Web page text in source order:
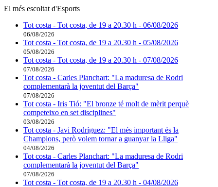
El més escoltat d'Esports
Tot costa - Tot costa, de 19 a 20.30 h - 06/08/2026
06/08/2026
Tot costa - Tot costa, de 19 a 20.30 h - 05/08/2026
05/08/2026
Tot costa - Tot costa, de 19 a 20.30 h - 07/08/2026
07/08/2026
Tot costa - Carles Planchart: "La maduresa de Rodri
complementarà la joventut del Barça"
07/08/2026
Tot costa - Iris Tió: "El bronze té molt de mèrit perquè
competeixo en set disciplines"
03/08/2026
Tot costa - Javi Rodríguez: "El més important és la
Champions, però volem tornar a guanyar la Lliga"
04/08/2026
Tot costa - Carles Planchart: "La maduresa de Rodri
complementarà la joventut del Barça"
07/08/2026
Tot costa - Tot costa, de 19 a 20.30 h - 04/08/2026